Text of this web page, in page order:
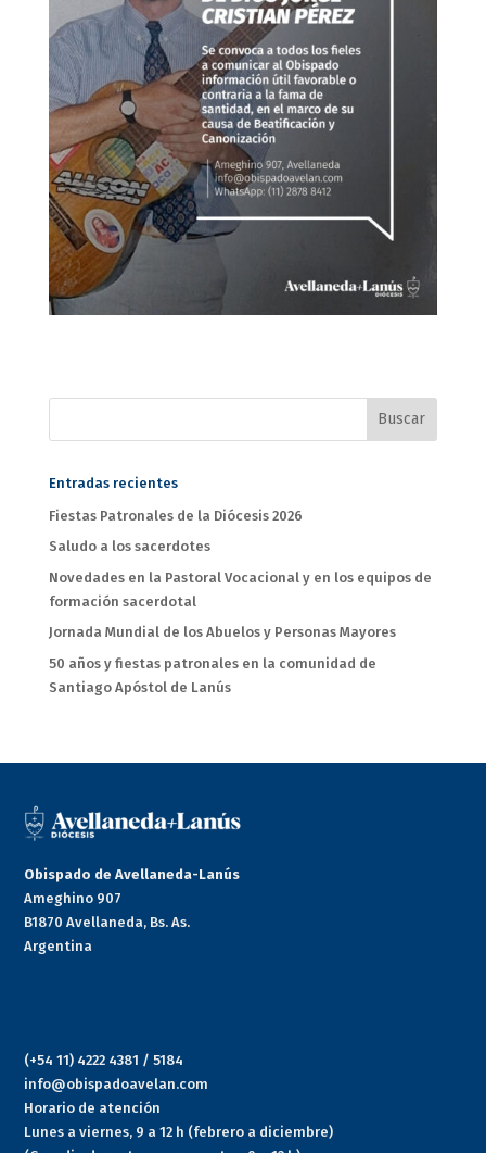
Entradas recientes
Fiestas Patronales de la Diócesis 2026
Saludo a los sacerdotes
Novedades en la Pastoral Vocacional y en los equipos de
formación sacerdotal
Jornada Mundial de los Abuelos y Personas Mayores
50 años y fiestas patronales en la comunidad de
Santiago Apóstol de Lanús
Obispado de Avellaneda-Lanús
Ameghino 907
B1870 Avellaneda, Bs. As.
Argentina
(+54 11) 4222 4381 / 5184
info@obispadoavelan.com
Horario de atención
Lunes a viernes, 9 a 12 h (febrero a diciembre)